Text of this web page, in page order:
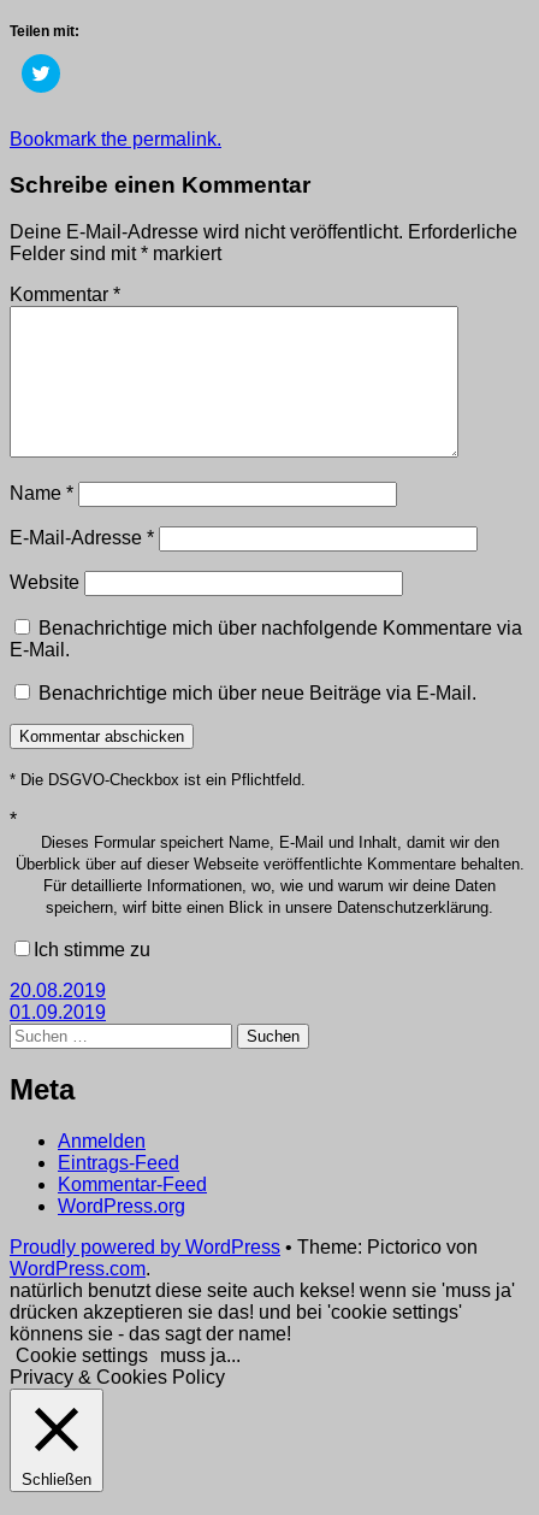
Teilen mit:
Klick,
um
zu
teilen
in
neuem
geöffnet)
Getaggt
2019,
Bookmark the permalink.
Schreibe einen Kommentar
Deine E-Mail-Adresse wird nicht veröffentlicht. Erforderliche
Felder sind mit* markiert
Kommentar *
Name *
E-Mail-Adresse *
Website
Benachrichtige mich über nachfolgende Kommentare via
E-Mail.
Benachrichtige mich über neue Beiträge via E-Mail.
* Die DSGVO-Checkbox ist ein Pflichtfeld.
*
Dieses Formular speichert Name, E-Mail und Inhalt, damit wir den
Überblick über auf dieser Webseite veröffentlichte Kommentare behalten.
Für detaillierte Informationen, wo, wie und warum wir deine Daten
speichern, wirf bitte einen Blick in unsere Datenschutzerklärung.
Ich stimme zu
Beitragsnavigation
20.08.2019
01.09.2019
Suchen
nach:
Meta
Anmelden
Eintrags-Feed
Kommentar-Feed
WordPress.org
Proudly powered by WordPress • Theme: Pictorico von
WordPress.com.
natürlich benutzt diese seite auch kekse! wenn sie 'muss ja'
drücken akzeptieren sie das! und bei 'cookie settings'
könnens sie - das sagt der name!
Cookie settings
muss ja...
Privacy & Cookies Policy
Schließen